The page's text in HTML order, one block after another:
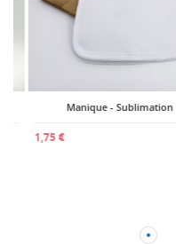
Manique - Sublimation
1,75 €